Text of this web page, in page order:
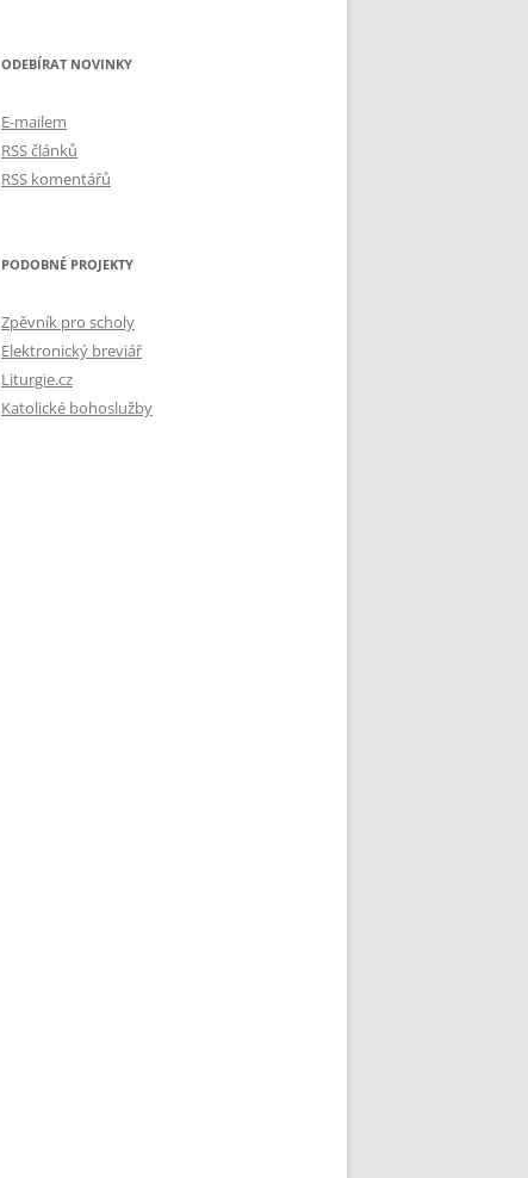
ODEBÍRAT NOVINKY
E-mailem
RSS článků
RSS komentářů
PODOBNÉ PROJEKTY
Zpěvník pro scholy
Elektronický breviář
Liturgie.cz
Katolické bohoslužby